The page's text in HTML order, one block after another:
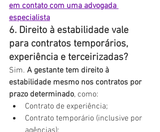
em contato com uma advogada
especialista
6. Direito à estabilidade vale
para contratos temporários,
experiência e terceirizadas?
Sim. A gestante tem direito à
estabilidade mesmo nos contratos por
prazo determinado, como:
Contrato de experiência;
Contrato temporário (inclusive por